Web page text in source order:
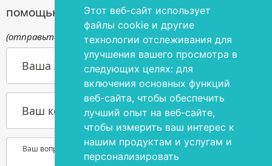
Этот веб-сайт использует
файлы cookie и другие
технологии отслеживания для
улучшения вашего просмотра в
следующих целях: для
включения основных функций
веб-сайта, чтобы обеспечить
лучший опыт на веб-сайте,
чтобы измерить ваш интерес к
нашим продуктам и услугам и
персонализировать
помощью контактной формы
(отправьте письмо по адресуinfo@silmakirurgia.ee)
Ваша э-почта
Ваш контактный номер телефона
Ваш вопрос или желание